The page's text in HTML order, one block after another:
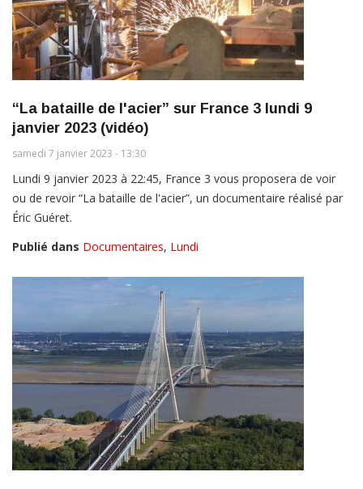
“La bataille de l'acier” sur France 3 lundi 9
janvier 2023 (vidéo)
samedi 7 janvier 2023 - 13:30
Lundi 9 janvier 2023 à 22:45, France 3 vous proposera de voir
ou de revoir “La bataille de l'acier”, un documentaire réalisé par
Éric Guéret.
Publié dans Documentaires, Lundi